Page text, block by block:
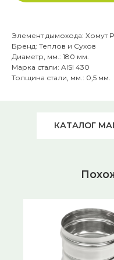
Элемент дымохода: Хомут
Бренд: Теплов и Сухов
Диаметр, мм.: 180 мм.
Марка стали: AISI 430
Толщина стали, мм.: 0,5 мм.
КАТАЛОГ